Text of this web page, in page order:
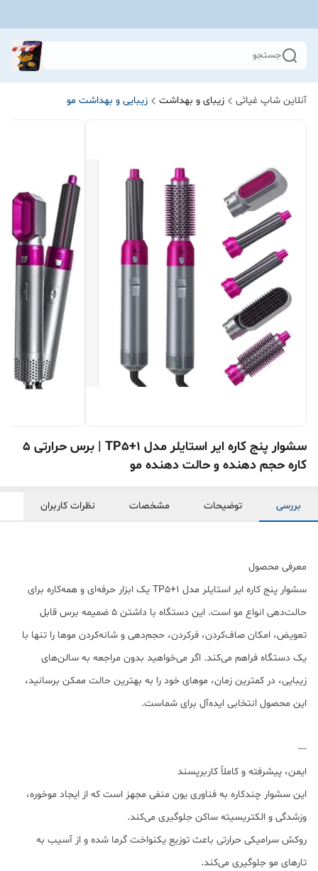
جستجو
آنلاین شاپ غیاثی زیبای و بهداشت زیبایی و بهداشت مو
سشوار پنج کاره ایر استایلر مدل TP5+1 | برس حرارتی 5
کاره حجم دهنده و حالت دهنده مو
بررسی توضیحات مشخصات نظرات کاربران
معرفی محصول
سشوار پنج کاره ایر استایلر مدل TP5+1 یک ابزار حرفه‌ای و همه‌کاره برای
حالت‌دهی انواع مو است. این دستگاه با داشتن ۵ ضمیمه برس قابل
تعویض، امکان صاف‌کردن، فرکردن، حجم‌دهی و شانه‌کردن موها را تنها با
یک دستگاه فراهم می‌کند. اگر می‌خواهید بدون مراجعه به سالن‌های
زیبایی، در کمترین زمان، موهای خود را به بهترین حالت ممکن برسانید،
این محصول انتخابی ایده‌آل برای شماست.
---
ایمن، پیشرفته و کاملاً کاربرپسند
این سشوار چندکاره به فناوری یون منفی مجهز است که از ایجاد موخوره،
وزشدگی و الکتریسیته ساکن جلوگیری می‌کند.
روکش سرامیکی حرارتی باعث توزیع یکنواخت گرما شده و از آسیب به
تارهای مو جلوگیری می‌کند.